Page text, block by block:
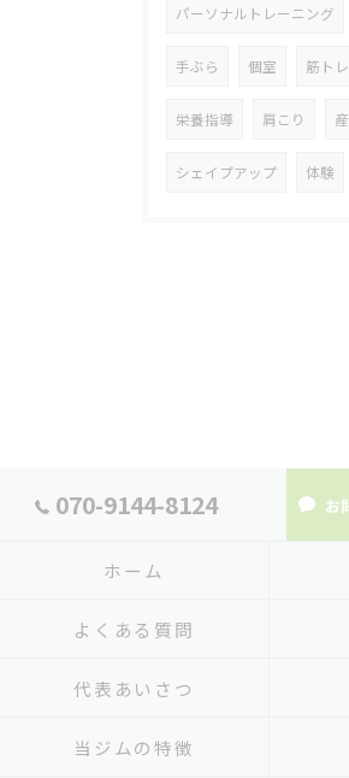
パーソナルトレーニング
手ぶら 個室 筋トレ
栄養指導 肩こり
シェイプアップ 体験
070-9144-8124 お
ホーム
よくある質問
代表あいさつ
当ジムの特徴